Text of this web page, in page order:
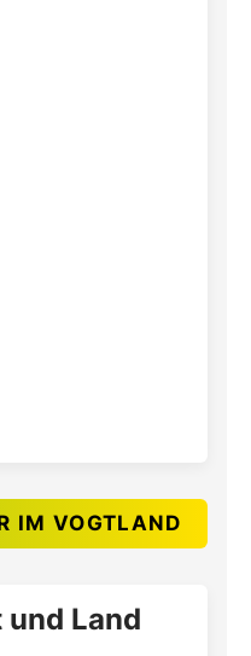
IM VOGTLAND
und Land